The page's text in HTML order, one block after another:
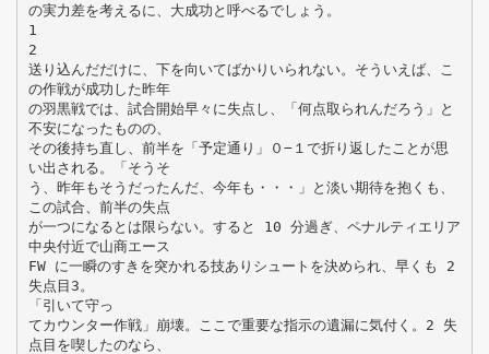
の実力差を考えるに、大成功と呼べるでしょう。
1
2
送り込んだだけに、下を向いてばかりいられない。そういえば、こ
の作戦が成功した昨年
の羽黒戦では、試合開始早々に失点し、「何点取られんだろう」と
不安になったものの、
その後持ち直し、前半を「予定通り」０−１で折り返したことが思
い出される。「そうそ
う、昨年もそうだったんだ、今年も・・・」と淡い期待を抱くも、
この試合、前半の失点
が一つになるとは限らない。すると 10 分過ぎ、ペナルティエリア
中央付近で山商エース
FW に一瞬のすきを突かれる技ありシュートを決められ、早くも 2
失点目3。
「引いて守っ
てカウンター作戦」崩壊。ここで重要な指示の遺漏に気付く。2 失
点目を喫したのなら、